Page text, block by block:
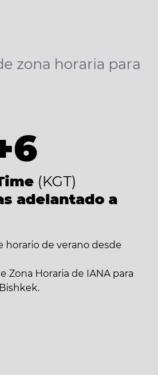
zona horaria para
(KGT)
adelantado a
horario de verano desde
Zona Horaria de IANA para